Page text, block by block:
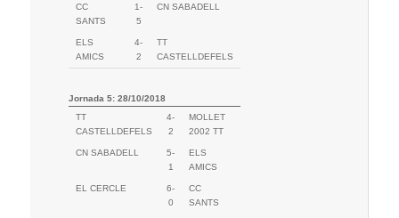
CC
SANTS
1-
5
CN SABADELL
ELS
AMICS
4-
2
TT
CASTELLDEFELS
Jornada 5: 28/10/2018
TT
CASTELLDEFELS
4-
2
MOLLET
2002 TT
CN SABADELL
5-
1
ELS
AMICS
EL CERCLE
6-
0
CC
SANTS